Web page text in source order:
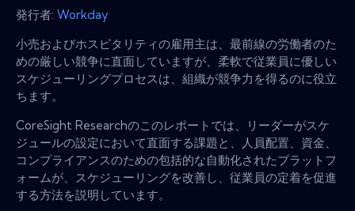
発行者: Workday
小売およびホスピタリティの雇用主は、最前線の労働者のた
めの厳しい競争に直面していますが、柔軟で従業員に優しい
スケジューリングプロセスは、組織が競争力を得るのに役立
ちます。
CoreSight Researchのこのレポートでは、リーダーがスケ
ジュールの設定において直面する課題と、人員配置、資金、
コンプライアンスのための包括的な自動化されたプラットフ
ォームが、スケジューリングを改善し、従業員の定着を促進
する方法を説明しています。